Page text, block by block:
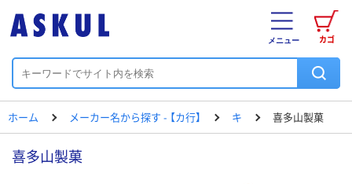
カゴ
メニュー
ホーム メーカー名から探す - 【カ行】 キ 喜多山製菓
喜多山製菓